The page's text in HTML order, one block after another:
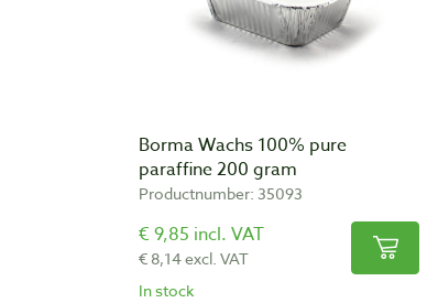
Borma Wachs 100% pure
paraffine 200 gram
Productnumber: 35093
€ 9,85 incl. VAT
€ 8,14 excl. VAT
In stock